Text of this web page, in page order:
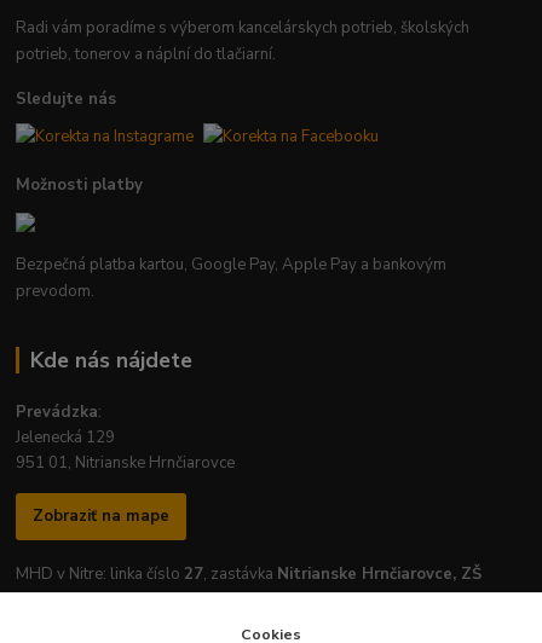
Radi vám poradíme s výberom kancelárskych potrieb, školských
potrieb, tonerov a náplní do tlačiarní.
Sledujte nás
Možnosti platby
Bezpečná platba kartou, Google Pay, Apple Pay a bankovým
prevodom.
Kde nás nájdete
Prevádzka:
Jelenecká 129
951 01, Nitrianske Hrnčiarovce
Zobraziť na mape
MHD v Nitre: linka číslo 27, zastávka Nitrianske Hrnčiarovce, ZŠ
Cookies